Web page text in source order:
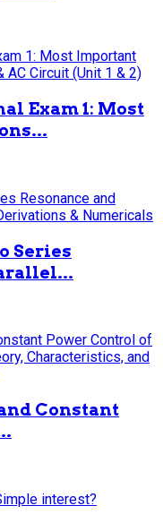
Exam 1: Most
Series
Constant